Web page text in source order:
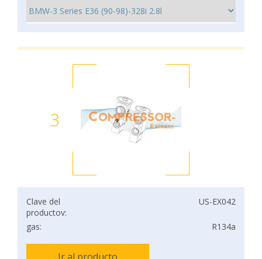
3
Clave del
productov:
US-EX042
gas: R134a